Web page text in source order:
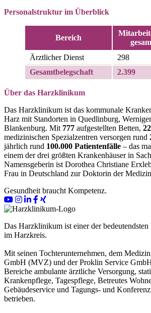
Personalstruktur im Überblick
Bereich
Ärztlicher Dienst
298
Gesamtbelegschaft
2.399
Über das Harzklinikum
Das Harzklinikum ist das kommunale
Harz mit Standorten in Quedlinburg,
Blankenburg. Mit 777 aufgestellten Betten, 22
medizinischen Spezialzentren versorgen rund
jährlich rund 100.000 Patientenfälle – das
einem der drei größten Krankenhäuser in
Namensgeberin ist Dorothea Christiane
Frau in Deutschland zur Doktorin der
Gesundheit braucht Kompetenz.
Das Harzklinikum ist einer der
im Harzkreis.
Mit seinen Tochterunternehmen, dem
GmbH (MVZ) und der Proklin Service
Bereiche ambulante ärztliche Versorgung,
Krankenpflege, Tagespflege, Betreutes
Gebäudeservice und Tagungs- und
betrieben.